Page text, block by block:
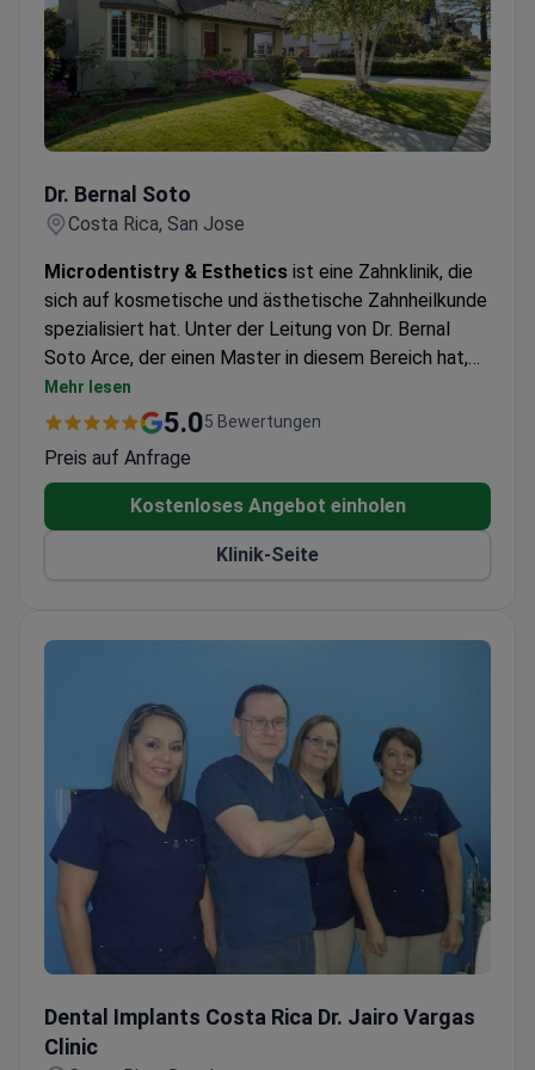
Dr. Bernal Soto
Costa Rica, San Jose
Microdentistry & Esthetics ist eine Zahnklinik, die
sich auf kosmetische und ästhetische Zahnheilkunde
spezialisiert hat. Unter der Leitung von Dr. Bernal
Soto Arce, der einen Master in diesem Bereich hat,
bietet die Klinik eine Reihe von Dienstleistungen an,
um Patienten zu ihrem perfekten Lächeln zu
verkehrsgünstiger Lage und ist bestrebt, ihren
Patienten eine qualitativ hochwertige Versorgung zu
bieten. Neben der Bereitstellung von zahnärztlichen
Dienstleistungen sammelt die Klinik auch
Marketingdaten und Standortprotokolle und bietet
haben das Recht, ihre Daten zu kontrollieren und
Daten nicht ohne Zustimmung an Dritte weiter und
speichert Daten für eine begrenzte Zeit.
Mehr lesen
5.05 Bewertungen
Preis auf Anfrage
Kostenloses Angebot einholen
Klinik-Seite
Dental Implants Costa Rica Dr. Jairo Vargas
Clinic